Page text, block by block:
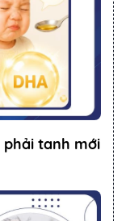
phải tanh mới